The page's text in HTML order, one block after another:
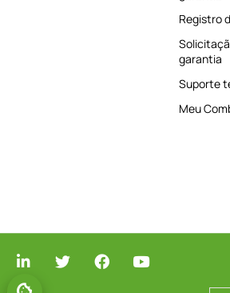
Registro
garantia
Suporte
Meu